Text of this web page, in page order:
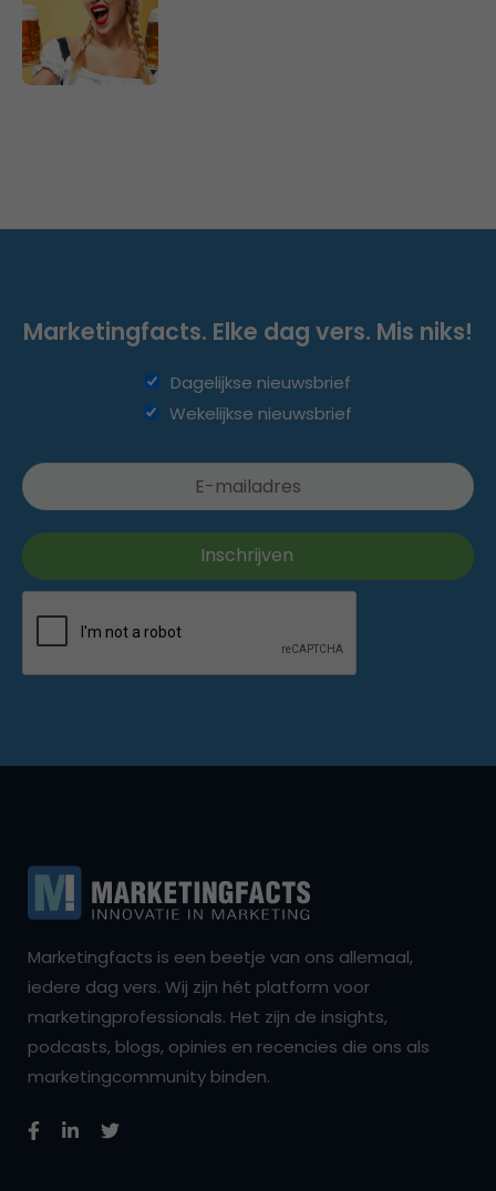
Marketingfacts. Elke dag vers. Mis niks!
Dagelijkse nieuwsbrief
Wekelijkse nieuwsbrief
Marketingfacts is een beetje van ons allemaal,
iedere dag vers. Wij zijn hét platform voor
marketingprofessionals. Het zijn de insights,
podcasts, blogs, opinies en recencies die ons als
marketingcommunity binden.